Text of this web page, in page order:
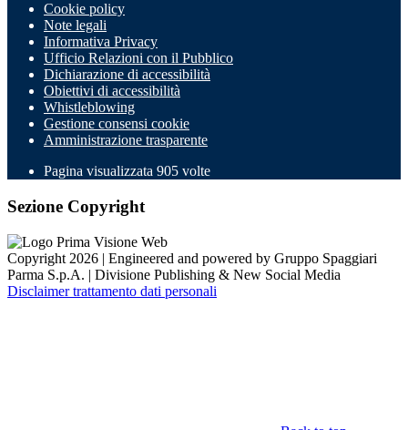
Cookie policy
Note legali
Informativa Privacy
Ufficio Relazioni con il Pubblico
Dichiarazione di accessibilità
Obiettivi di accessibilità
Whistleblowing
Gestione consensi cookie
Amministrazione trasparente
Pagina visualizzata 905 volte
Sezione Copyright
Copyright 2026 | Engineered and powered by Gruppo Spaggiari
Parma S.p.A. | Divisione Publishing & New Social Media
Disclaimer trattamento dati personali